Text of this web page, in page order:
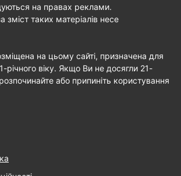
на правах реклами.
зміст таких матеріалів несе
на цьому сайті, призначена для
річного віку. Якщо Ви не досягли 21-
або припиніть користування